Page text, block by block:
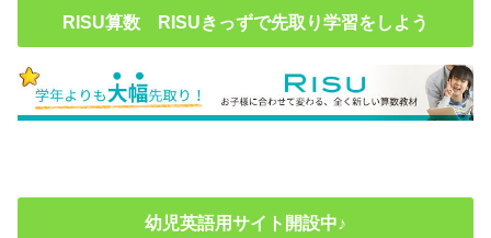
RISU算数 RISUきっずで先取り学習をしよう
幼児英語用サイト開設中♪